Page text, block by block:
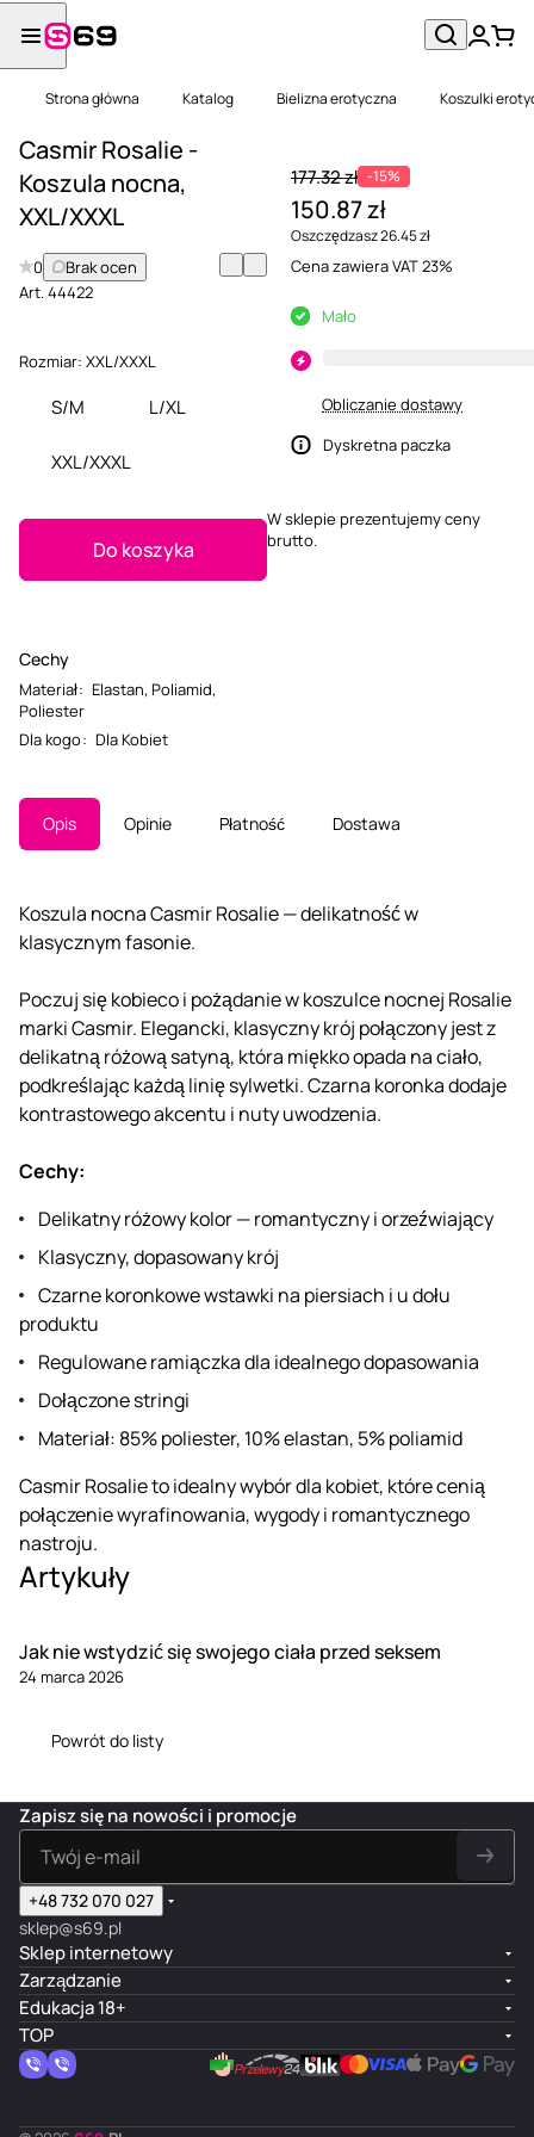
Strona główna Katalog Bielizna erotyczna Koszulki
Casmir Rosalie -
Koszula nocna,
XXL/XXXL
0
Brak ocen
Art.44422
Rozmiar: XXL/XXXL
S/M L/XL
XXL/XXXL
Do koszyka
Cechy
Materiał: Elastan, Poliamid,
Poliester
Dla kogo: Dla Kobiet
177.32 zł -15%
150.87 zł
Oszczędzasz 26.45 zł
Cena zawiera VAT 23%
Mało
Obliczanie dostawy
Dyskretna paczka
W sklepie prezentujemy ceny
brutto.
Opis Opinie Płatność Dostawa
Koszula nocna Casmir Rosalie — delikatność w
klasycznym fasonie.
Poczuj się kobieco i pożądanie w koszulce nocnej Rosalie
marki Casmir. Elegancki, klasyczny krój połączony jest z
delikatną różową satyną, która miękko opada na ciało,
podkreślając każdą linię sylwetki. Czarna koronka dodaje
kontrastowego akcentu i nuty uwodzenia.
Cechy:
Delikatny różowy kolor — romantyczny i orzeźwiający
Klasyczny, dopasowany krój
Czarne koronkowe wstawki na piersiach i u dołu
produktu
Regulowane ramiączka dla idealnego dopasowania
Dołączone stringi
Materiał: 85% poliester, 10% elastan, 5% poliamid
Casmir Rosalie to idealny wybór dla kobiet, które cenią
połączenie wyrafinowania, wygody i romantycznego
nastroju.
Artykuły
Jak nie wstydzić się swojego ciała przed seksem
24 marca 2026
Powrót do listy
Zapisz się na nowości i promocje
+48 732 070 027
sklep@s69.pl
Sklep internetowy
Zarządzanie
Edukacja 18+
TOP